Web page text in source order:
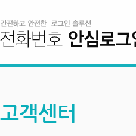
고객센터